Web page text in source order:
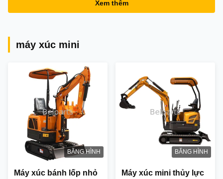
Xem thêm
máy xúc mini
BĂNG HÌNH
Máy xúc bánh lốp nhỏ
BĂNG HÌNH
Máy xúc mini thủy lực